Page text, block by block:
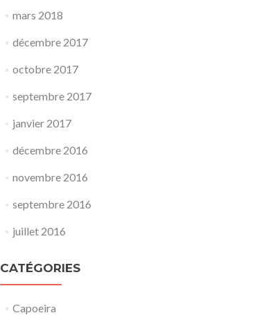
mars 2018
décembre 2017
octobre 2017
septembre 2017
janvier 2017
décembre 2016
novembre 2016
septembre 2016
juillet 2016
CATÉGORIES
Capoeira